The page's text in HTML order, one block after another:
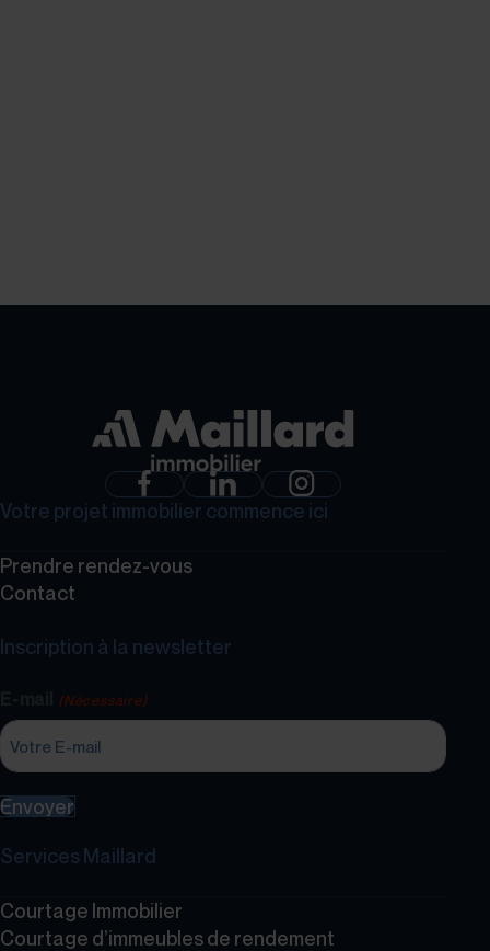
Votre projet immobilier commence ici
Prendre rendez-vous
Contact
Inscription à la newsletter
(Nécessaire)
Envoyer
Services Maillard
Courtage Immobilier
Courtage d’immeubles de rendement